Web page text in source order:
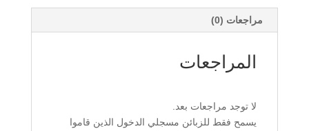
مراجعات (0)
المراجعات
لا توجد مراجعات بعد.
يسمح فقط للزبائن مسجلي الدخول الذين قاموا